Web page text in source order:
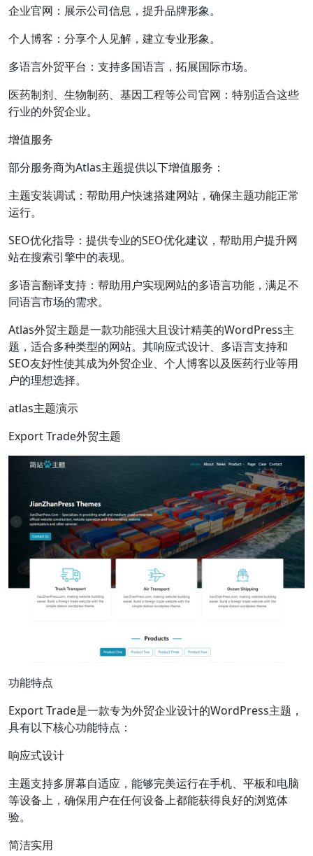
企业官网：展示公司信息，提升品牌形象。
个人博客：分享个人见解，建立专业形象。
多语言外贸平台：支持多国语言，拓展国际市场。
医药制剂、生物制药、基因工程等公司官网：特别适合这些
行业的外贸企业。
增值服务
部分服务商为Atlas主题提供以下增值服务：
主题安装调试：帮助用户快速搭建网站，确保主题功能正常
运行。
SEO优化指导：提供专业的SEO优化建议，帮助用户提升网
站在搜索引擎中的表现。
多语言翻译支持：帮助用户实现网站的多语言功能，满足不
同语言市场的需求。
Atlas外贸主题是一款功能强大且设计精美的WordPress主
题，适合多种类型的网站。其响应式设计、多语言支持和
SEO友好性使其成为外贸企业、个人博客以及医药行业等用
户的理想选择。
atlas主题演示
Export Trade外贸主题
功能特点
Export Trade是一款专为外贸企业设计的WordPress主题，
具有以下核心功能特点：
响应式设计
主题支持多屏幕自适应，能够完美运行在手机、平板和电脑
等设备上，确保用户在任何设备上都能获得良好的浏览体
验。
简洁实用